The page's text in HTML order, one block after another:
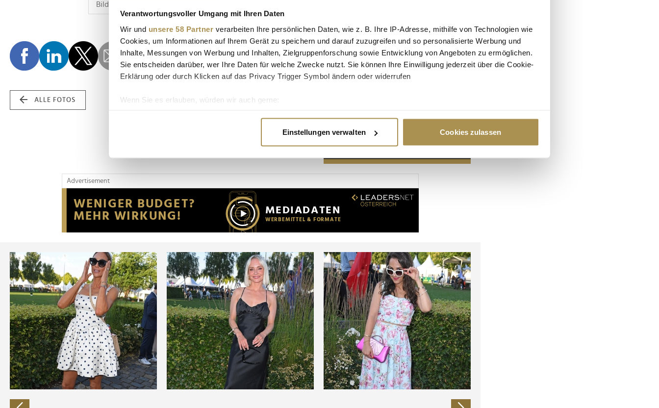
Verantwortungsvoller Umgang mit Ihren Daten
Wir und unsere 58 Partner verarbeiten Ihre persönlichen Daten, wie z. B. Ihre IP-Adresse, mithilfe von Technologien wie
Cookies, um Informationen auf Ihrem Gerät zu speichern und darauf zuzugreifen und so personalisierte Werbung und
Inhalte, Messungen von Werbung und Inhalten, Zielgruppenforschung sowie Entwicklung von Angeboten zu ermöglichen.
Sie entscheiden darüber, wer Ihre Daten für welche Zwecke nutzt. Sie können Ihre Einwilligung jederzeit über die Cookie-
Erklärung oder durch Klicken auf das Privacy Trigger Symbol ändern oder widerrufen
Wenn Sie es erlauben, würden wir auch gerne:
Erfahren Sie mehr darüber, wie Ihre persönlichen Daten verarbeitet werden, und legen Sie Ihre Präferenzen im
Wir verwenden Cookies, um Inhalte und Anzeigen zu personalisieren, Funktionen für soziale Medien anbieten zu können
Website an unsere Partner für soziale Medien, Werbung und Analysen weiter. Unsere Partner führen diese Informationen
möglicherweise mit weiteren Daten zusammen, die Sie ihnen bereitgestellt haben oder die sie im Rahmen Ihrer Nutzung
der Dienste gesammelt haben.
Einstellungen verwalten Cookies zulassen
ALLE FOTOS
Advertisement
Advertisement